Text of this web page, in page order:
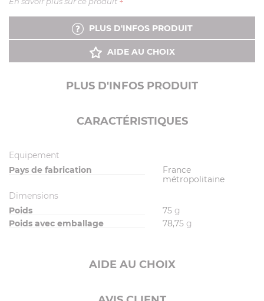
PLUS D'INFOS PRODUIT
AIDE AU CHOIX
PLUS D'INFOS PRODUIT
CARACTÉRISTIQUES
Equipement
Pays de fabrication
France
métropolitaine
Dimensions
Poids
75 g
Poids avec emballage
78,75 g
AIDE AU CHOIX